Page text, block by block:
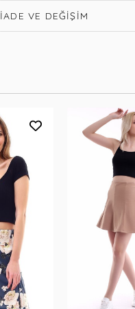
İADE VE DEĞIŞIM